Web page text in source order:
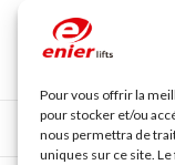
Pour vous offrir la
pour stocker et/ou
nous permettra de
uniques sur ce site.